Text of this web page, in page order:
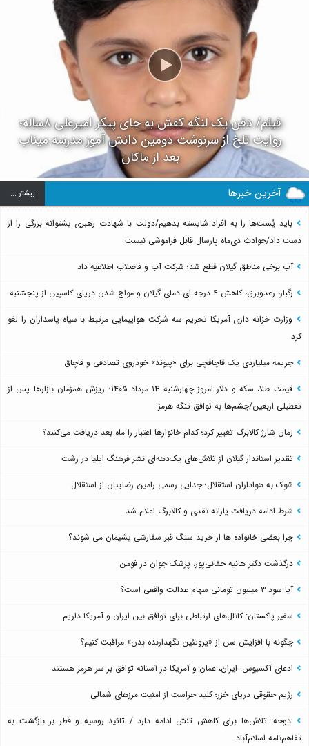
فیلم/ دفن یک لنگه کفش به جای پیکر امیرعلی ۸ساله؛
روایت تلخ از سرنوشت دومین دانش آموز مدرسه میناب
بعد از ماکان
آخرین خبرها بيشتر ...
باید پُست‌ها را به افراد شایسته بدهیم/دولت با شهادت رهبری پشتوانه بزرگی را از
دست داد/حوادث دی‌ماه پارسال قابل فراموشی نیست
آب برخی مناطق گیلان قطع شد؛ شرکت آب و فاضلاب اطلاعیه داد
رگبار، رعدوبرق، کاهش ۴ درجه ای دمای گیلان و مواج شدن دریای کاسپین از پنجشنبه
وزارت خزانه داری آمریکا تحریم سه شرکت هواپیمایی مرتبط با سپاه پاسداران را لغو
کرد
جریمه میلیاردی یک قاچاقچی برای «پیوند» خودروی تصادفی و قاچاق
قیمت طلا، سکه و دلار امروز چهارشنبه ۱۴ مرداد ۱۴۰۵؛ ریزش همزمان بازارها پس از
تعطیلی اربعین/چشم‌ها به توافق تنگه هرمز
زمان شارژ کالابرگ تغییر کرد؛ کدام خانوارها اعتبار را ماه بعد دریافت می‌کنند؟
تقدیر استاندار گیلان از تلاش‌های یک‌دهه‌ای نشر فرهنگ ایلیا در رشت
شوک به هواداران استقلال؛ جدایی رسمی رامین رضاییان از استقلال
شرط ادامه دریافت یارانه نقدی و کالابرگ اعلام شد
چرا بعضی خانواده ها از خرید سنگ قبر سفارشی پشیمان می شوند؟
درگذشت دکتر هانیه حقانی‌پور، پزشک جوان در فومن
آیا سود ۳ میلیون تومانی سهام عدالت واقعی است؟
سفیر پاکستان: کانال‌های ارتباطی برای توافق بین ایران و آمریکا داریم
چگونه با افزایش سن از «پروتئین نگهدارنده بدن» مراقبت کنیم؟
ادعای آکسیوس: ایران، عمان و آمریکا در آستانه توافق بر سر هرمز هستند
رژیم حقوقی دریای خزر؛ کلید حراست از امنیت مرزهای شمالی
دوحه: تلاش‌ها برای کاهش تنش ادامه دارد / تاکید روسیه و قطر بر بازگشت به
تفاهم‌نامه اسلام‌آباد